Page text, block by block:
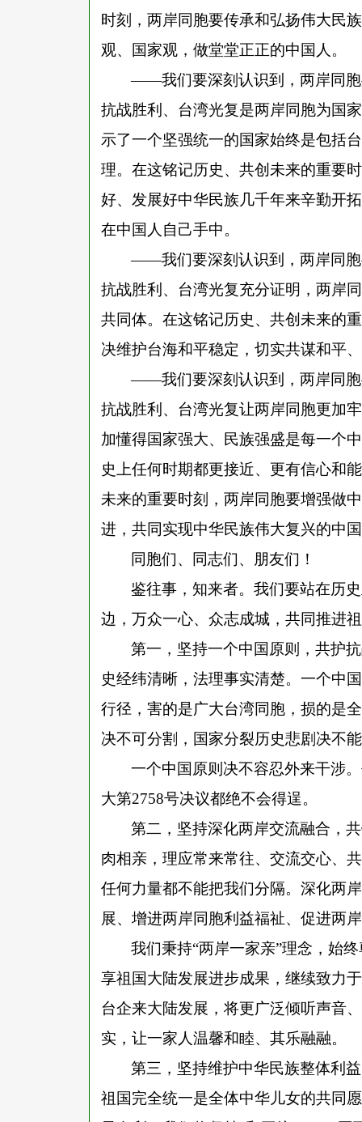
时刻，两岸同胞要传承和弘扬伟大民
观、国家观，做堂堂正正的中国人。
——我们要深刻认识到，两岸同胞
抗战胜利、台湾光复是两岸同胞为国
示了一个坚强统一的国家始终是包括
理。在这铭记历史、共创未来的重要
好、发展好中华民族几千年来辛勤开
在中国人自己手中。
——我们要深刻认识到，两岸同胞
抗战胜利、台湾光复充分证明，两岸
共同体。在这铭记历史、共创未来的
决维护台海和平稳定，切实共谋和平
——我们要深刻认识到，两岸同胞
抗战胜利、台湾光复让两岸同胞更加
加懂得国家强大、民族强盛是每一个
史上任何时期都更接近、更有信心和
未来的重要时刻，两岸同胞要增强做
进，共同实现中华民族伟大复兴的中
同胞们、同志们、朋友们！
鉴往事，知来者。我们要站在历
边，万众一心、众志成城，共同推进
第一，坚持一个中国原则，共护
史经纬清晰，法理事实清楚。一个中
行径，害的是广大台湾同胞，损的是
决不可分割，国家分裂历史悲剧决不
一个中国原则决不容忍外来干涉
大第2758号决议都绝不会得逞。
第二，坚持深化两岸交流融合，
肉相亲，理应常来常往、交流交心、
任何力量都不能把我们分隔。深化两
展、增进两岸同胞利益福祉、促进两
我们秉持“两岸一家亲”理念，始
享祖国大陆发展进步成果，继续致力
台企来大陆发展，将更广泛倾听声音
实，让一家人温馨和睦、其乐融融。
第三，坚持维护中华民族整体利
祖国完全统一是全体中华儿女的共同